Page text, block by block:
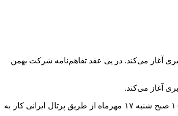
نقدی-اعتباری کامیون فورس و کامیون امپاور را با پیش‌پرداخت ۳۰ درصدی همراه با کاربری آغاز می‌کند. در پی عقد تفاهم‌نامه شرکت بهمن
در پی عقد تفاهم‌نامه شرکت بهمن دیزل و بانک سینا، پیش‌ ثبت‌نام کامیون فورس و کامیون امپاور باری و کمپرسی با پیش‌پرداخت ۳۰ درصدی از ساعت ۱۰ صبح شنبه ۱۷ مهرماه از طریق پرتال ایرانی کار به